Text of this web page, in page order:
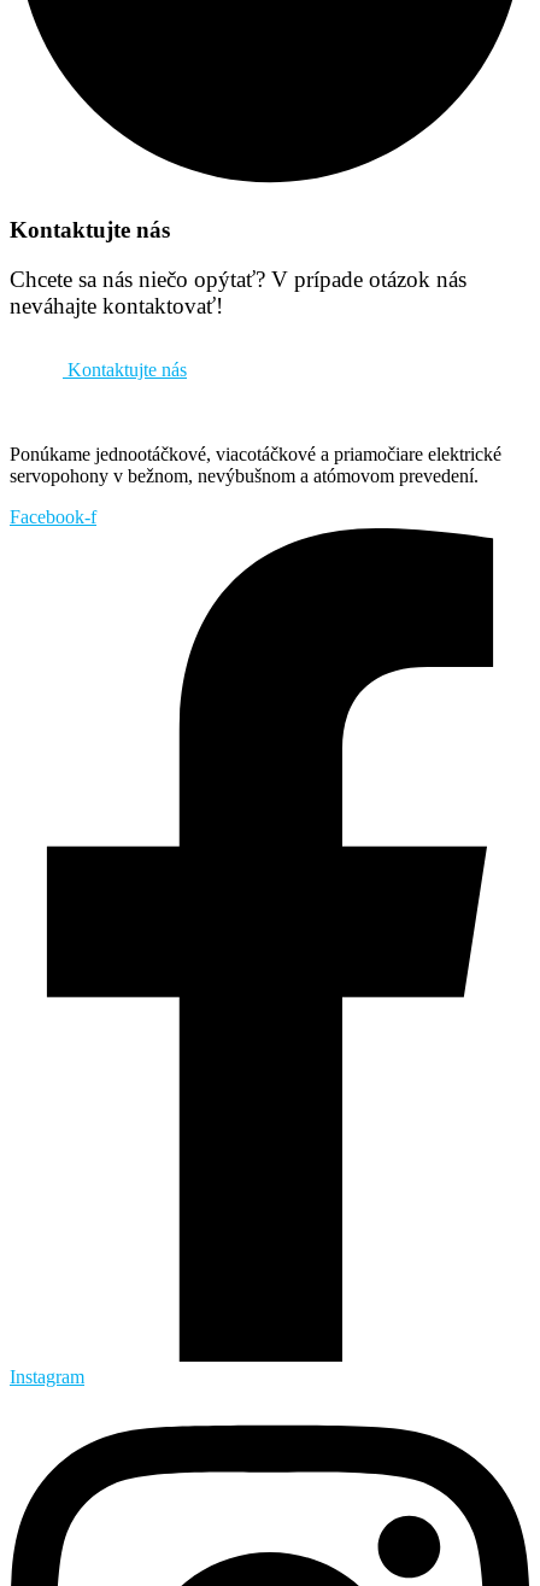
Kontaktujte nás
Chcete sa nás niečo opýtať? V prípade otázok nás
neváhajte kontaktovať!
Kontaktujte nás
Ponúkame jednootáčkové, viacotáčkové a priamočiare elektrické
servopohony v bežnom, nevýbušnom a atómovom prevedení.
Facebook-f
Instagram